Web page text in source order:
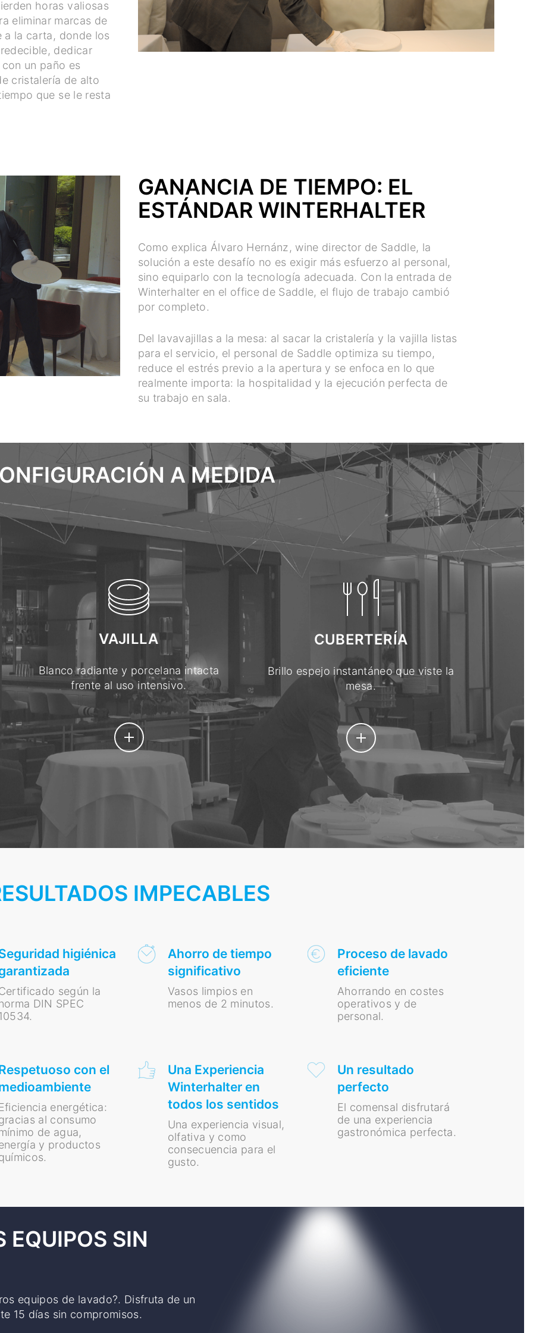
horas valiosas
eliminar marcas de
a la carta, donde los
dedicar
un paño es
cristalería de alto
que se le resta
GANANCIA DE TIEMPO: EL
ESTÁNDAR WINTERHALTER
Como explica Álvaro Hernánz, wine director de Saddle, la
solución a este desafío no es exigir más esfuerzo al personal,
sino equiparlo con la tecnología adecuada. Con la entrada de
Winterhalter en el office de Saddle, el flujo de trabajo cambió
por completo.
Del lavavajillas a la mesa: al sacar la cristalería y la vajilla listas
para el servicio, el personal de Saddle optimiza su tiempo,
reduce el estrés previo a la apertura y se enfoca en lo que
realmente importa: la hospitalidad y la ejecución perfecta de
su trabajo en sala.
A MEDIDA
VAJILLA
Blanco radiante y porcelana intacta
frente al uso intensivo.
CUBERTERÍA
Brillo espejo instantáneo que viste la
mesa.
IMPECABLES
higiénica
según la
DIN SPEC
Ahorro de tiempo
significativo
Vasos limpios en
menos de 2 minutos.
Proceso de lavado
eficiente
Ahorrando en costes
operativos y de
personal.
con el
energética:
al consumo
de agua,
y productos
Una Experiencia
Winterhalter en
todos los sentidos
Una experiencia visual,
olfativa y como
consecuencia para el
gusto.
Un resultado
perfecto
El comensal disfrutará
de una experiencia
gastronómica perfecta.
EQUIPOS SIN
equipos de lavado?. Disfruta de un
15 días sin compromisos.